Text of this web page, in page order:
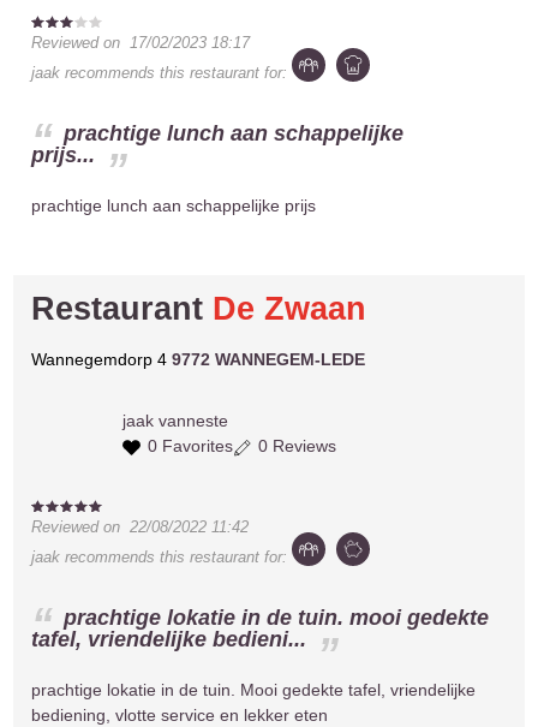
Reviewed on
17/02/2023 18:17
jaak recommends this restaurant for:
prachtige lunch aan schappelijke
prijs...
prachtige lunch aan schappelijke prijs
Restaurant De Zwaan
Wannegemdorp 49772 WANNEGEM-LEDE
jaak vanneste
0 Favorites
0 Reviews
Reviewed on22/08/2022 11:42
jaak recommends this restaurant for:
prachtige lokatie in de tuin. mooi gedekte
tafel, vriendelijke bedieni...
prachtige lokatie in de tuin. Mooi gedekte tafel, vriendelijke
bediening, vlotte service en lekker eten